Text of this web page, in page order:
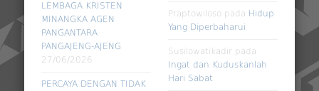
LEMBAGA KRISTEN
MINANGKA AGEN
PANGANTARA
PANGAJENG-AJENG
27/06/2026
PERCAYA DENGAN TIDAK
Praptowiloso pada Hidup
Yang Diperbaharui
Susilowatikadir pada
Ingat dan Kuduskanlah
Hari Sabat